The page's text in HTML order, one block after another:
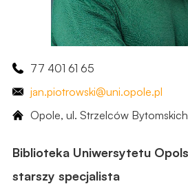
77 401 61 65
jan.piotrowski@uni.opole.pl
Opole, ul. Strzelców Bytomskich
Biblioteka Uniwersytetu
starszy specjalista